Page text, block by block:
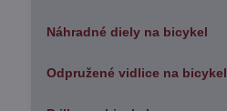
Náhradné diely na bicykel
Odpružené vidlice na bicykel